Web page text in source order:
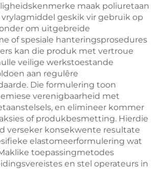
maak poliuretaan
geskik vir gebruik op
om uitgebreide
of spesiale hanteringsprosedures
kan die produk met vertroue
veilige werkstoestande
aan regulêre
Die formulering toon
verenigbaarheid met
en elimineer kommer
of produkbesmetting. Hierdie
verseker konsekwente resultate
elastomeerformulering wat
toepassingmetodes
en stel operateurs in